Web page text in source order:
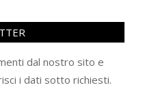
dal nostro sito e
i dati sotto richiesti.